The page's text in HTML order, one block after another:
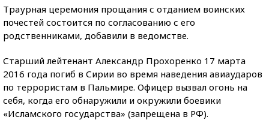
Траурная церемония прощания с отданием воинских
почестей состоится по согласованию с его
родственниками, добавили в ведомстве.
Старший лейтенант Александр Прохоренко 17 марта
2016 года погиб в Сирии во время наведения авиаударов
по террористам в Пальмире. Офицер вызвал огонь на
себя, когда его обнаружили и окружили боевики
«Исламского государства» (запрещена в РФ).